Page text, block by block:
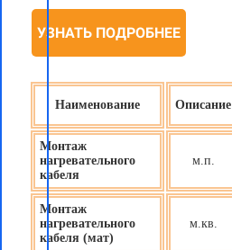
УЗНАТЬ ПОДРОБНЕЕ
Наименование Описание
Монтаж
нагревательного
кабеля
м.п.
Монтаж
нагревательного
кабеля (мат)
м.кв.